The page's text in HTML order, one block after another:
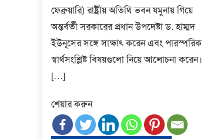
ফেব্রুয়ারি) রাষ্ট্রীয় অতিথি ভবন যমুনায় গিয়ে
অন্তর্বর্তী সরকারের প্রধান উপদেষ্টা ড. হাম্মদ
ইউনূসের সঙ্গে সাক্ষাৎ করেন এবং পারস্পরিক
স্বার্থসংশ্লিষ্ট বিষয়গুলো নিয়ে আলোচনা করেন।
[…]
শেয়ার করুন